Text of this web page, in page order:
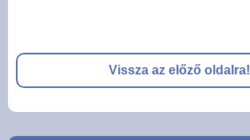
Magyar Falu Program
Vissza az előző oldalra!